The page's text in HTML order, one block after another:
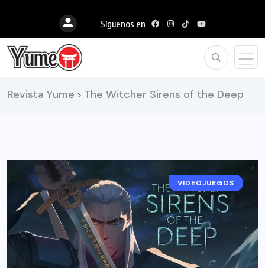
Síguenos en
Revista Yume > The Witcher Sirens of the Deep
NOTICIAS
VIDEOJUEGOS